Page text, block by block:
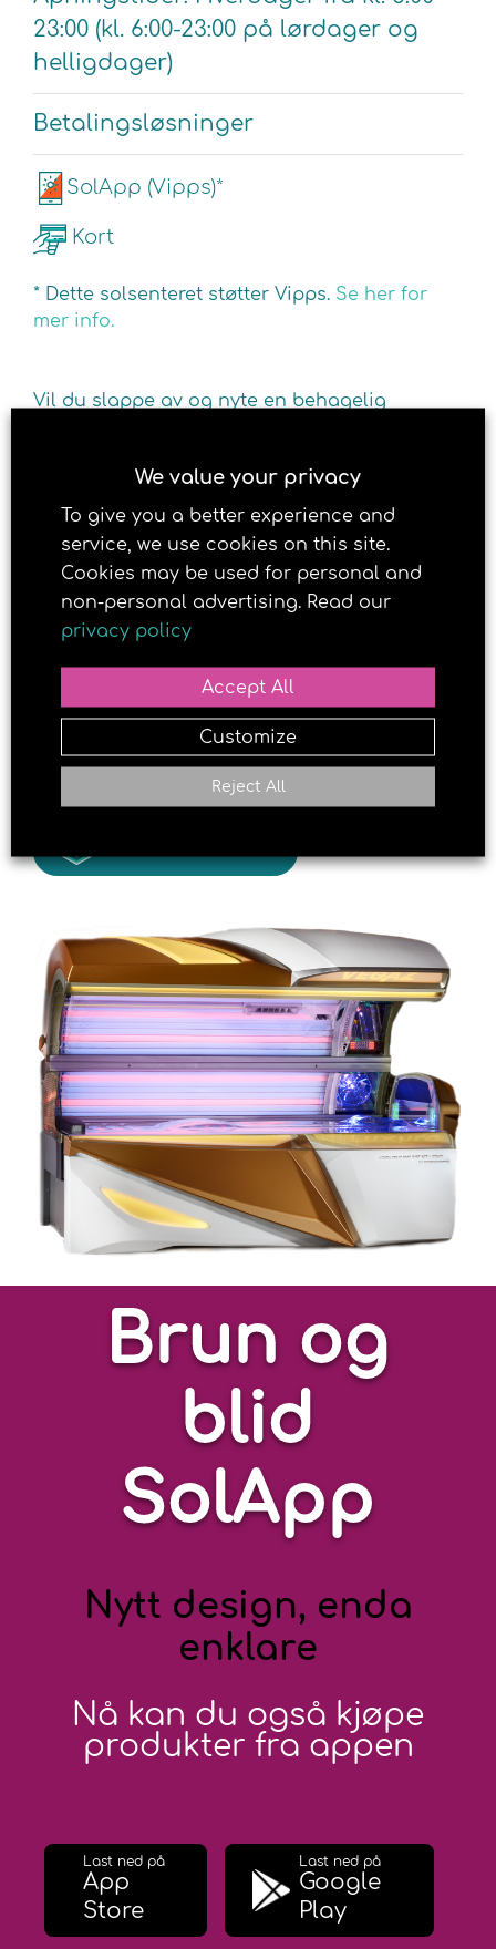
23:00 (kl. 6:00-23:00 på lørdager og
helligdager)
Betalingsløsninger
SolApp (Vipps)*
Kort
* Dette solsenteret støtter Vipps. Se her for
mer info.
Vil du slappe av og nyte en behagelig
solarium i Kleppestø. For din dose av det
viktige D-vitaminet!
Brun og
blid
SolApp
Nytt design, enda
enklare
Nå kan du også kjøpe
produkter fra appen
Last ned på
App
Store
Last ned på
Google
Play
We value your privacy
To give you a better experience and
service, we use cookies on this site.
Cookies may be used for personal and
non-personal advertising. Read our
privacy policy
Accept All
Reject All
Customize